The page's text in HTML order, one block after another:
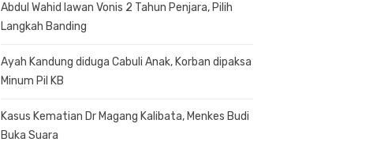
Abdul Wahid lawan Vonis 2 Tahun Penjara, Pilih
Langkah Banding
Ayah Kandung diduga Cabuli Anak, Korban dipaksa
Minum Pil KB
Kasus Kematian Dr Magang Kalibata, Menkes Budi
Buka Suara